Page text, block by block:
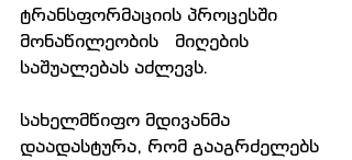
ტრანსფორმაციის პროცესში
მონაწილეობის   მიღების
საშუალებას აძლევს.
სახელმწიფო მდივანმა
დაადასტურა, რომ გააგრძელებს